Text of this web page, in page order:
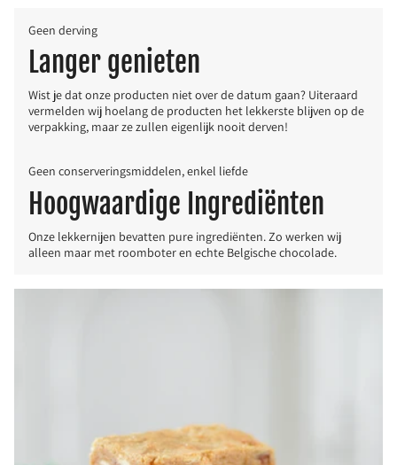
Geen derving
Langer genieten
Wist je dat onze producten niet over de datum gaan? Uiteraard
vermelden wij hoelang de producten het lekkerste blijven op de
verpakking, maar ze zullen eigenlijk nooit derven!
Geen conserveringsmiddelen, enkel liefde
Hoogwaardige Ingrediënten
Onze lekkernijen bevatten pure ingrediënten. Zo werken wij
alleen maar met roomboter en echte Belgische chocolade.